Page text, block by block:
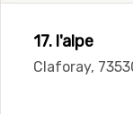
17. l'alpe
Claforay,